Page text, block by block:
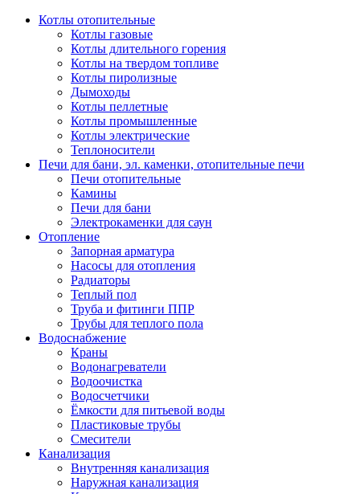
Котлы отопительные
Котлы газовые
Котлы длительного горения
Котлы на твердом топливе
Котлы пиролизные
Дымоходы
Котлы пеллетные
Котлы промышленные
Котлы электрические
Теплоносители
Печи для бани, эл. каменки, отопительные печи
Печи отопительные
Камины
Печи для бани
Электрокаменки для саун
Отопление
Запорная арматура
Насосы для отопления
Радиаторы
Теплый пол
Труба и фитинги ППР
Трубы для теплого пола
Водоснабжение
Краны
Водонагреватели
Водоочистка
Водосчетчики
Ёмкости для питьевой воды
Пластиковые трубы
Смесители
Канализация
Внутренняя канализация
Наружная канализация